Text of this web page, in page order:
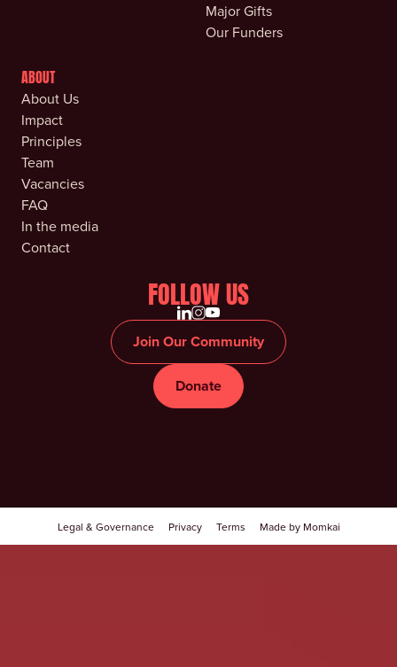
Major Gifts
Our Funders
ABOUT
About Us
Impact
Principles
Team
Vacancies
FAQ
In the media
Contact
FOLLOW US
Join Our Community
Donate
Legal & Governance Privacy Terms Made by Momkai